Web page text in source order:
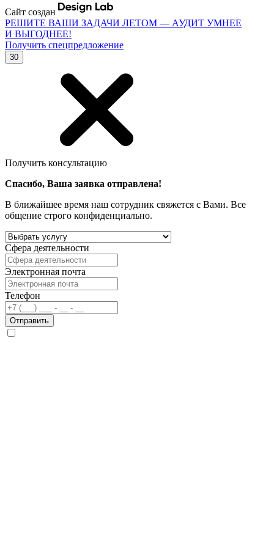
Сайт создан
РЕШИТЕ ВАШИ ЗАДАЧИ ЛЕТОМ — АУДИТ УМНЕЕ
И ВЫГОДНЕЕ!
Получить спецпредложение
30
Получить консультацию
Спасибо, Ваша заявка отправлена!
В ближайшее время наш сотрудник свяжется с Вами. Все
общение строго конфиденциально.
Сфера деятельности
Электронная почта
Телефон
Отправить